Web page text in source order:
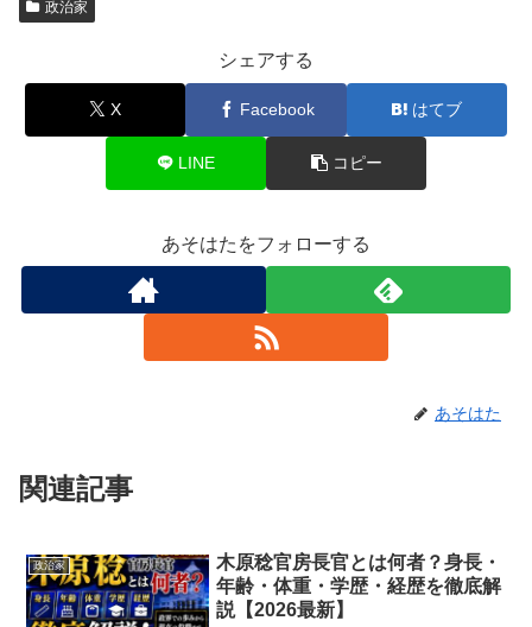
政治家
シェアする
X Facebook はてブ
LINE コピー
あそはたをフォローする
あそはた
関連記事
政治家
木原稔官房長官とは何者？身長・
年齢・体重・学歴・経歴を徹底解
説【2026最新】